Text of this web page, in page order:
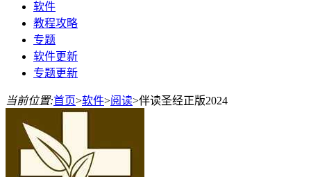
软件
教程攻略
专题
软件更新
专题更新
当前位置:首页>软件>阅读>伴读圣经正版2024